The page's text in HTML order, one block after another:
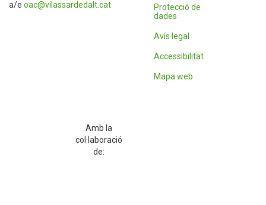
a/e oac@vilassardedalt.cat
Protecció de
dades
Avís legal
Accessibilitat
Mapa web
Amb la
col·laboració
de: